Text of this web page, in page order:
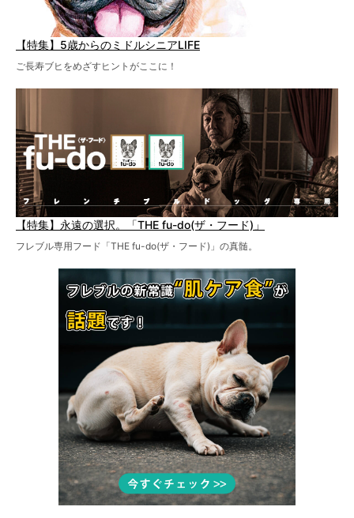
【特集】5歳からのミドルシニアLIFE
ご長寿ブヒをめざすヒントがここに！
【特集】永遠の選択。「THE fu-do(ザ・フード)」
フレブル専用フード「THE fu-do(ザ・フード)」の真髄。